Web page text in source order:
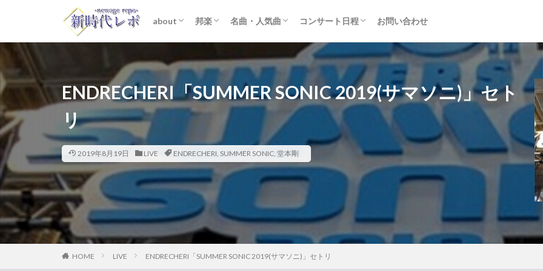
about 邦楽
STARTO ENTERTAINMENT (旧ジャニーズ)
名曲・人気曲
おすすめアルバム
コンサート日程
セトリ・まとめ
ライブレポ
カード枠
お問い合わせ
ENDRECHERI「SUMMER SONIC 2019(サマソニ)」セト
リ
2019年8月19日 LIVE ENDRECHERI, SUMMER SONIC, 堂本剛
HOME LIVE ENDRECHERI「SUMMER SONIC 2019(サマソニ)」セトリ